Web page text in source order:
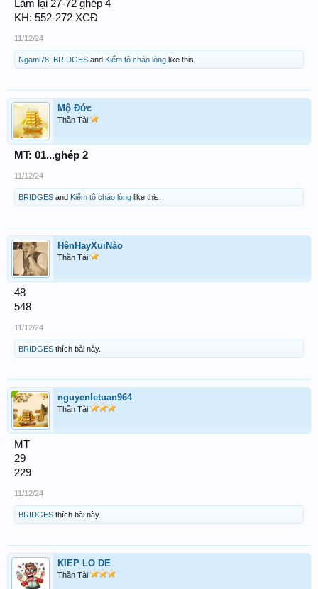
Làm lại 27-72 ghép 4
KH: 552-272 XCĐ
11/12/24
Ngami78 BRIDGES and Kiếm tô cháo lòng like this.
Mộ Đức
Thần Tài
MT: 01...ghép 2
11/12/24
BRIDGES and Kiếm tô cháo lòng like this.
HênHayXuiNào
Thần Tài
48
548
11/12/24
BRIDGES thích bài này.
nguyenletuan964
Thần Tài
MT
29
229
11/12/24
BRIDGES thích bài này.
KIEP LO DE
Thần Tài